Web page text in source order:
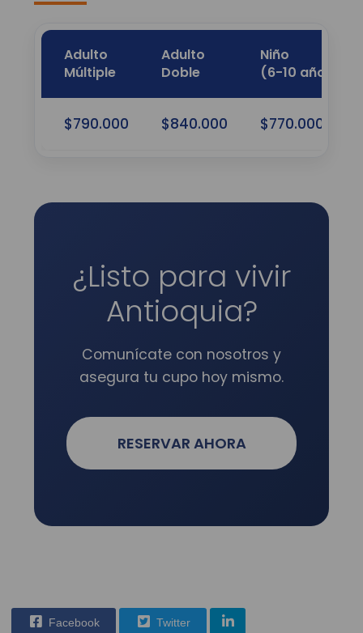
Adulto
Múltiple
Adulto
Doble
Niño
(6-10 años)
$790.000 $840.000 $770.000
¿Listo para vivir
Antioquia?
Comunícate con nosotros y
asegura tu cupo hoy mismo.
RESERVAR AHORA
Facebook Twitter